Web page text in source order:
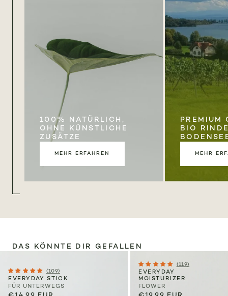
100% NATÜRLICH,
OHNE KÜNSTLICHE
ZUSÄTZE
MEHR ERFAHREN
PREMIUM
BIO
MEHR
DAS KÖNNTE DIR GEFALLEN
(109)
EVERYDAY STICK
FÜR UNTERWEGS
(119)
EVERYDAY
MOISTURIZER
FLOWER